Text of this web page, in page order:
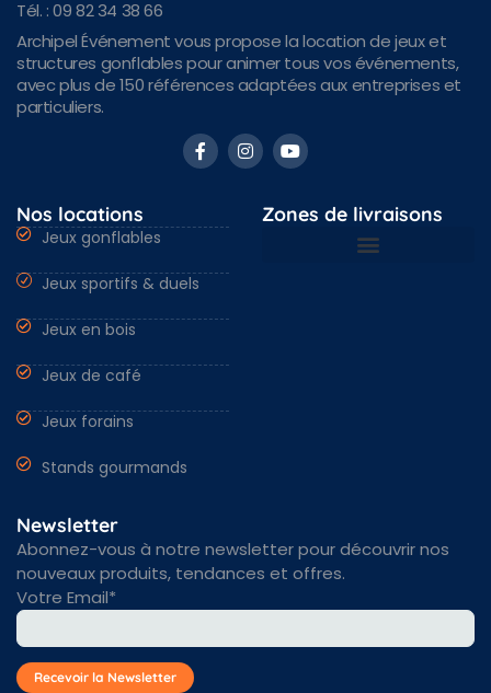
Tél. : 09 82 34 38 66
Archipel Événement vous propose la location de jeux et
structures gonflables pour animer tous vos événements,
avec plus de 150 références adaptées aux entreprises et
particuliers.
Nos locations
Jeux gonflables
Jeux sportifs & duels
Jeux en bois
Jeux de café
Jeux forains
Stands gourmands
Zones de livraisons
Newsletter
Abonnez-vous à notre newsletter pour découvrir nos
nouveaux produits, tendances et offres.
Votre Email*